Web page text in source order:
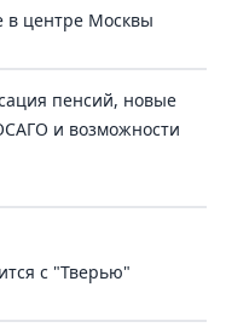
в центре Москвы
пенсий, новые
и возможности
с "Тверью"